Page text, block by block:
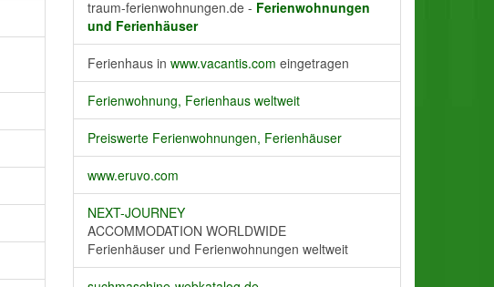
traum-ferienwohnungen.de - Ferienwohnungen
und Ferienhäuser
Ferienhaus in www.vacantis.com eingetragen
Ferienwohnung, Ferienhaus weltweit
Preiswerte Ferienwohnungen, Ferienhäuser
www.eruvo.com
NEXT-JOURNEY
ACCOMMODATION WORLDWIDE
Ferienhäuser und Ferienwohnungen weltweit